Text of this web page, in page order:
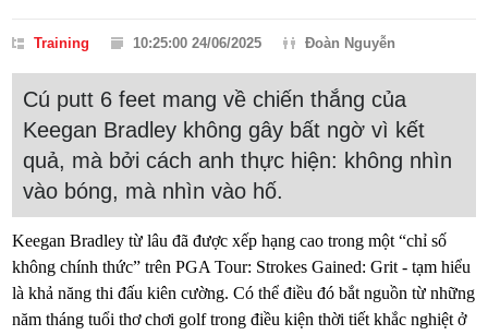
Training 10:25:00 24/06/2025 Đoàn Nguyễn
Cú putt 6 feet mang về chiến thắng của
Keegan Bradley không gây bất ngờ vì kết
quả, mà bởi cách anh thực hiện: không nhìn
vào bóng, mà nhìn vào hố.
Keegan Bradley từ lâu đã được xếp hạng cao trong một “chỉ số
không chính thức” trên PGA Tour: Strokes Gained: Grit - tạm hiểu
là khả năng thi đấu kiên cường. Có thể điều đó bắt nguồn từ những
năm tháng tuổi thơ chơi golf trong điều kiện thời tiết khắc nghiệt ở